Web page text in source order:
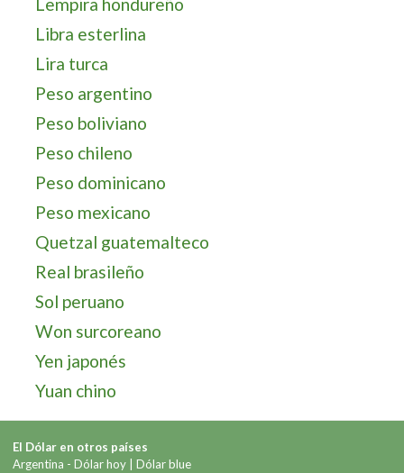
Libra esterlina
Lira turca
Peso argentino
Peso boliviano
Peso chileno
Peso dominicano
Peso mexicano
Quetzal guatemalteco
Real brasileño
Sol peruano
Won surcoreano
Yen japonés
Yuan chino
El Dólar en otros países
Argentina -Dólar hoy |Dólar blue